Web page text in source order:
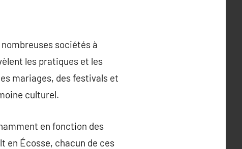
sociétés à
les pratiques et les
mariages, des festivals et
culturel.
en fonction des
en Écosse, chacun de ces